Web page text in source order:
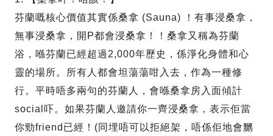
芬蘭嘅核心價值其實係桑拿 (Sauna) ！有事浸桑拿，
無事浸桑拿，開P都會浸桑拿！！桑拿又稱為芬蘭
浴，喺芬蘭已經超過2,000年歷史，係淨化身體和心
靈的場所。所有人都會坦蕩蕩咁入去，作為一種修
行。平時唔多兩句的芬蘭人，會喺桑拿房入面傾計
social吓。如果芬蘭人邀請你一齊浸桑拿，表示佢當
你勁friend已經！(同埋唔可以拒絕架，唔係佢地會嬲